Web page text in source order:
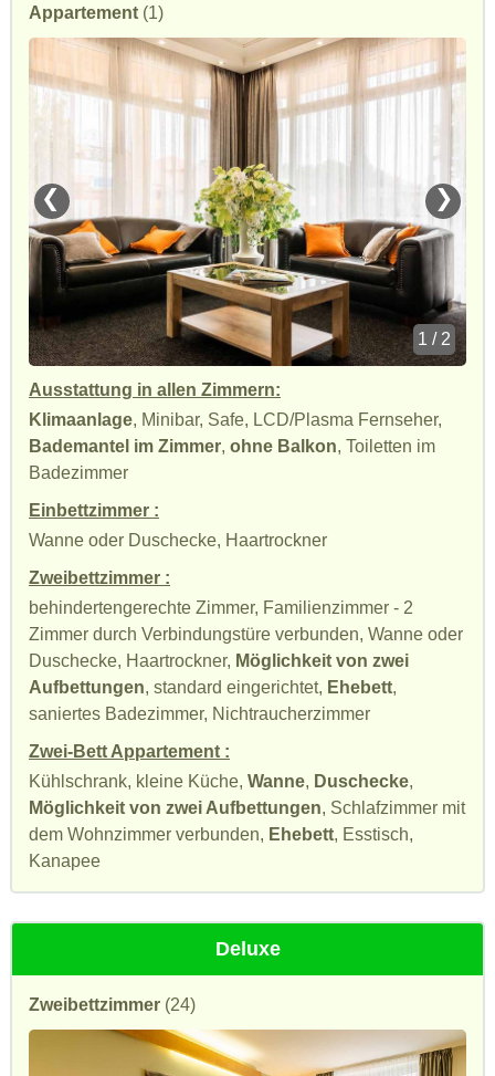
Appartement (1)
❮ ❯
1 / 2
Ausstattung in allen Zimmern:
Klimaanlage, Minibar, Safe, LCD/Plasma Fernseher,
Bademantel im Zimmer, ohne Balkon, Toiletten im
Badezimmer
Einbettzimmer :
Wanne oder Duschecke, Haartrockner
Zweibettzimmer :
behindertengerechte Zimmer, Familienzimmer - 2
Zimmer durch Verbindungstüre verbunden, Wanne oder
Duschecke, Haartrockner, Möglichkeit von zwei
Aufbettungen, standard eingerichtet, Ehebett,
saniertes Badezimmer, Nichtraucherzimmer
Zwei-Bett Appartement :
Kühlschrank, kleine Küche, Wanne, Duschecke,
Möglichkeit von zwei Aufbettungen, Schlafzimmer mit
dem Wohnzimmer verbunden, Ehebett, Esstisch,
Kanapee
Deluxe
Zweibettzimmer (24)